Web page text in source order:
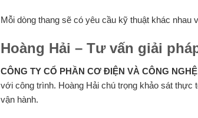
Mỗi dòng thang sẽ có yêu cầu kỹ thuật khác
Hoàng Hải – Tư vấn giải
CÔNG TY CỔ PHẦN CƠ ĐIỆN VÀ CÔNG
với công trình. Hoàng Hải chú trọng khảo sát thực
vận hành.